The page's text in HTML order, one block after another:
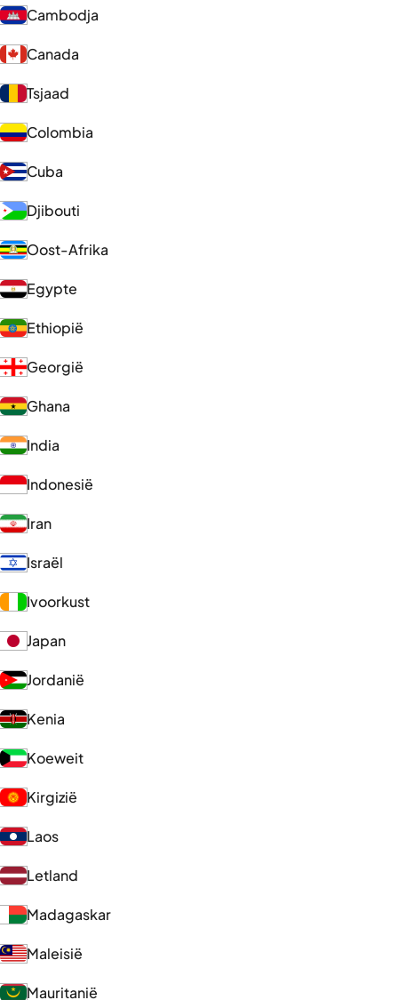
Cambodja
Canada
Tsjaad
Colombia
Cuba
Djibouti
Oost-Afrika
Egypte
Ethiopië
Georgië
Ghana
India
Indonesië
Iran
Israël
Ivoorkust
Japan
Jordanië
Kenia
Koeweit
Kirgizië
Laos
Letland
Madagaskar
Maleisië
Mauritanië